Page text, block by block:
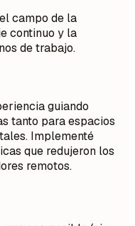
campo de la
continuo y la
de trabajo.
guiando
tanto para espacios
Implementé
que redujeron los
remotos.